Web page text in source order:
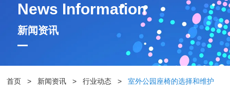
News Information
新闻资讯
首页 > 新闻资讯 > 行业动态 > 室外公园座椅的选择和维护